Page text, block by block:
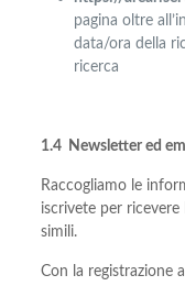
pagina oltre
data/ora della
ricerca
1.4 Newsletter ed
Raccogliamo le
iscrivete per
simili.
Con la registrazione